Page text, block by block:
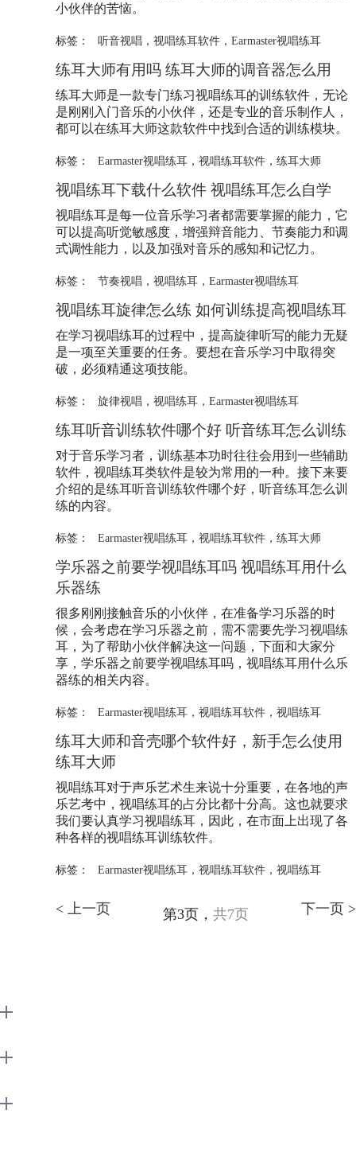
小伙伴的苦恼。
标签： 听音视唱， 视唱练耳软件， Earmaster视唱练耳
练耳大师有用吗 练耳大师的调音器怎么用
练耳大师是一款专门练习视唱练耳的训练软件，无论
是刚刚入门音乐的小伙伴，还是专业的音乐制作人，
都可以在练耳大师这款软件中找到合适的训练模块。
标签： Earmaster视唱练耳， 视唱练耳软件， 练耳大师
视唱练耳下载什么软件 视唱练耳怎么自学
视唱练耳是每一位音乐学习者都需要掌握的能力，它
可以提高听觉敏感度，增强辩音能力、节奏能力和调
式调性能力，以及加强对音乐的感知和记忆力。
标签： 节奏视唱， 视唱练耳， Earmaster视唱练耳
视唱练耳旋律怎么练 如何训练提高视唱练耳
在学习视唱练耳的过程中，提高旋律听写的能力无疑
是一项至关重要的任务。要想在音乐学习中取得突
破，必须精通这项技能。
标签： 旋律视唱， 视唱练耳， Earmaster视唱练耳
练耳听音训练软件哪个好 听音练耳怎么训练
对于音乐学习者，训练基本功时往往会用到一些辅助
软件，视唱练耳类软件是较为常用的一种。接下来要
介绍的是练耳听音训练软件哪个好，听音练耳怎么训
练的内容。
标签： Earmaster视唱练耳， 视唱练耳软件， 练耳大师
学乐器之前要学视唱练耳吗 视唱练耳用什么
乐器练
很多刚刚接触音乐的小伙伴，在准备学习乐器的时
候，会考虑在学习乐器之前，需不需要先学习视唱练
耳，为了帮助小伙伴解决这一问题，下面和大家分
享，学乐器之前要学视唱练耳吗，视唱练耳用什么乐
器练的相关内容。
标签： Earmaster视唱练耳， 视唱练耳软件， 视唱练耳
练耳大师和音壳哪个软件好，新手怎么使用
练耳大师
视唱练耳对于声乐艺术生来说十分重要，在各地的声
乐艺考中，视唱练耳的占分比都十分高。这也就要求
我们要认真学习视唱练耳，因此，在市面上出现了各
种各样的视唱练耳训练软件。
标签： Earmaster视唱练耳， 视唱练耳软件， 视唱练耳
< 上一页 第3页， 共7页 下一页 >